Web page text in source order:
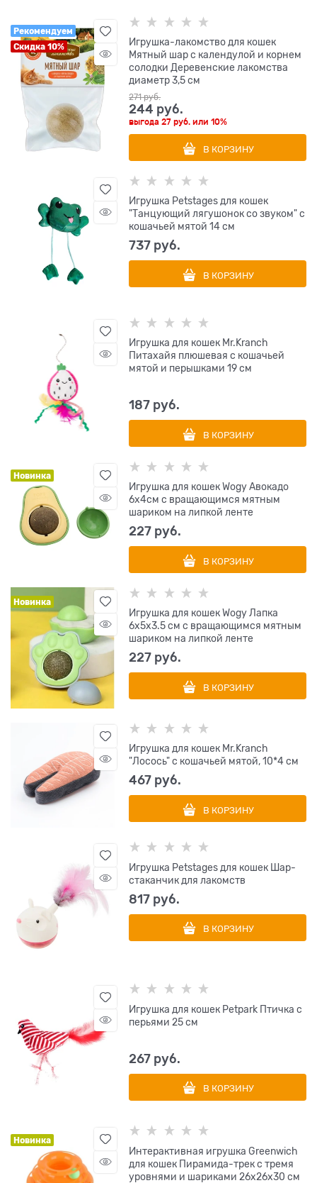
Рекомендуем
Скидка 10%
Игрушка-лакомство для кошек
Мятный шар с календулой и корнем
солодки Деревенские лакомства
диаметр 3,5 см
271 руб.
244 руб.
выгода27 руб. или10%
В КОРЗИНУ
Игрушка Petstages для кошек
"Танцующий лягушонок со звуком" с
кошачьей мятой 14 см
737 руб.
В КОРЗИНУ
Игрушка для кошек Mr.Kranch
Питахайя плюшевая с кошачьей
мятой и перышками 19 см
187 руб.
В КОРЗИНУ
Новинка
Игрушка для кошек Wogy Авокадо
6х4см с вращающимся мятным
шариком на липкой ленте
227 руб.
В КОРЗИНУ
Новинка
Игрушка для кошек Wogy Лапка
6х5х3.5 см с вращающимся мятным
шариком на липкой ленте
227 руб.
В КОРЗИНУ
Игрушка для кошек Mr.Kranch
"Лосось" с кошачьей мятой, 10*4 см
467 руб.
В КОРЗИНУ
Игрушка Petstages для кошек Шар-
стаканчик для лакомств
817 руб.
В КОРЗИНУ
Игрушка для кошек Petpark Птичка с
перьями 25 см
267 руб.
В КОРЗИНУ
Новинка
Интерактивная игрушка Greenwich
для кошек Пирамида-трек с тремя
уровнями и шариками 26х26х30 см